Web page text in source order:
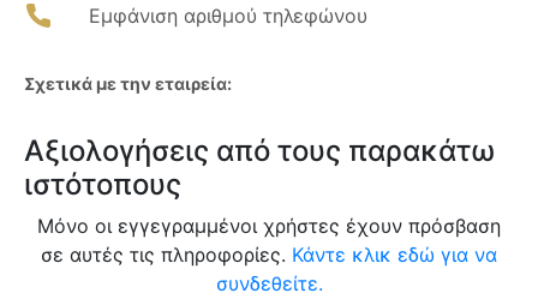
Εμφάνιση αριθμού τηλεφώνου
Σχετικά με την εταιρεία:
Αξιολογήσεις από τους παρακάτω
ιστότοπους
Μόνο οι εγγεγραμμένοι χρήστες έχουν πρόσβαση
σε αυτές τις πληροφορίες. Κάντε κλικ εδώ για να
συνδεθείτε.